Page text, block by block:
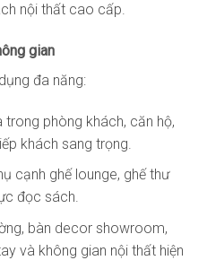
nội thất cao cấp.
gian
đa năng:
phòng khách, căn hộ,
khách sang trọng.
cạnh ghế lounge, ghế thư
đọc sách.
bàn decor showroom,
và không gian nội thất hiện